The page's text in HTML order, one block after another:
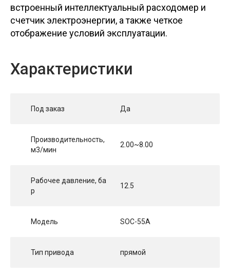
встроенный интеллектуальный расходомер и
счетчик электроэнергии, а также четкое
отображение условий эксплуатации.
Характеристики
Под заказ Да
Производительность,
м3/мин
2.00~8.00
Рабочее давление, ба
р
12.5
Модель SOC-55A
Тип привода прямой